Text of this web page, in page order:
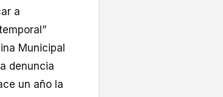
a
Municipal
denuncia
un año la